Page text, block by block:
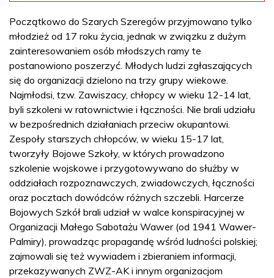
Początkowo do Szarych Szeregów przyjmowano tylko
młodzież od 17 roku życia, jednak w związku z dużym
zainteresowaniem osób młodszych ramy te
postanowiono poszerzyć. Młodych ludzi zgłaszających
się do organizacji dzielono na trzy grupy wiekowe.
Najmłodsi, tzw. Zawiszacy, chłopcy w wieku 12-14 lat,
byli szkoleni w ratownictwie i łączności. Nie brali udziału
w bezpośrednich działaniach przeciw okupantowi.
Zespoły starszych chłopców, w wieku 15-17 lat,
tworzyły Bojowe Szkoły, w których prowadzono
szkolenie wojskowe i przygotowywano do służby w
oddziałach rozpoznawczych, zwiadowczych, łączności
oraz pocztach dowódców różnych szczebli. Harcerze
Bojowych Szkół brali udział w walce konspiracyjnej w
Organizacji Małego Sabotażu Wawer (od 1941 Wawer-
Palmiry), prowadząc propagandę wśród ludności polskiej;
zajmowali się też wywiadem i zbieraniem informacji,
przekazywanych ZWZ-AK i innym organizacjom